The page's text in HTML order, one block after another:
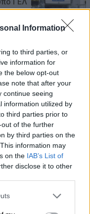
Information
to third parties, or
information for
the below opt-out
note that after your
continue seeing
information utilized by
third parties prior to
of the further
by third parties on the
information may
on the IAB’s List of
disclose it to other
Κ.